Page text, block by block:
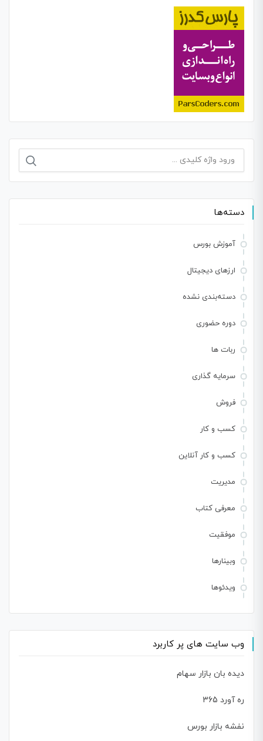
جستجو
برای:
دسته‌ها
آموزش بورس
ارزهای دیجیتال
دسته‌بندی نشده
دوره حضوری
ربات ها
سرمایه گذاری
فروش
کسب و کار
کسب و کار آنلاین
مدیریت
معرفی کتاب
موفقیت
وبینارها
ویدئوها
وب سایت های پر کاربرد
دیده بان بازار سهام
ره آورد 365
نفشه بازار بورس